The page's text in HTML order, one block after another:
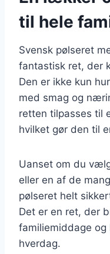
til hele
Svensk pølseret
fantastisk ret, der
Den er ikke kun
med smag og
retten tilpasses til
hvilket gør den til
Uanset om du
eller en af de
pølseret helt
Det er en ret, der
familiemiddage
hverdag.